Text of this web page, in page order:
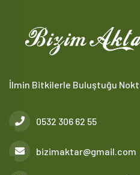
İlmin Bitkilerle Buluştuğu
0532 306 62 55
bizimaktar@gmail.com